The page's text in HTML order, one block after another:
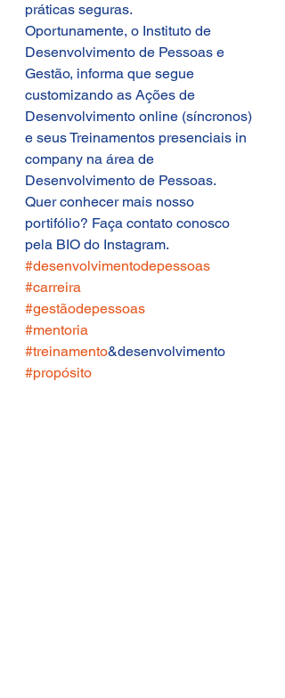
práticas seguras.
Oportunamente, o Instituto de
Desenvolvimento de Pessoas e
Gestão, informa que segue
customizando as Ações de
Desenvolvimento online (síncronos)
e seus Treinamentos presenciais in
company na área de
Desenvolvimento de Pessoas.
Quer conhecer mais nosso
portifólio? Faça contato conosco
pela BIO do Instagram.
#desenvolvimentodepessoas
#carreira
#gestãodepessoas
#mentoria
#treinamento&desenvolvimento
#propósito